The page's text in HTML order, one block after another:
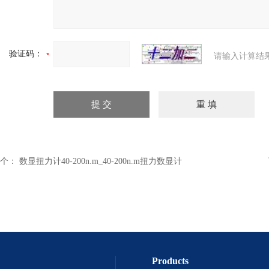
验证码： 请输入计算结
： 数显扭力计40-200n.m_40-200n.m扭力数显计
Products